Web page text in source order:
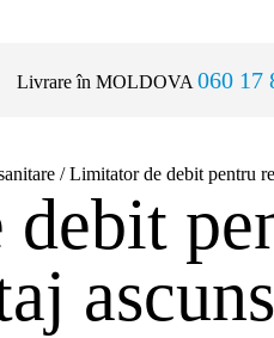
Livrare în MOLDOVA 060 17
/ Limitator de debit pentru